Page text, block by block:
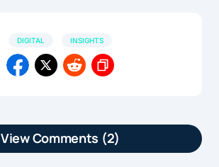
DIGITAL INSIGHTS
View Comments (2)